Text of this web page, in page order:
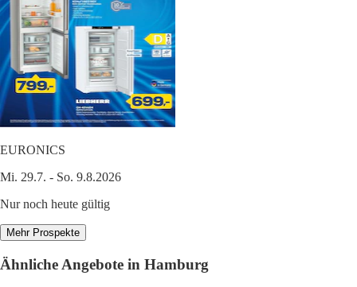
EURONICS
Mi. 29.7. - So. 9.8.2026
Nur noch heute gültig
Mehr Prospekte
Ähnliche Angebote in Hamburg